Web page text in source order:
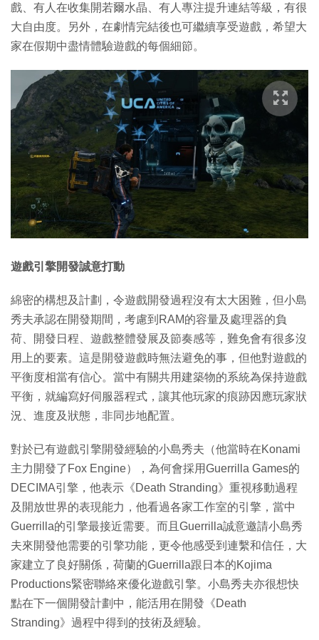
戲、有人在收集開若爾水晶、有人專注提升連結等級，有很
大自由度。另外，在劇情完結後也可繼續享受遊戲，希望大
家在假期中盡情體驗遊戲的每個細節。
遊戲引擎開發誠意打動
綿密的構想及計劃，令遊戲開發過程沒有太大困難，但小島
秀夫承認在開發期間，考慮到RAM的容量及處理器的負
荷、開發日程、遊戲整體發展及節奏感等，難免會有很多沒
用上的要素。這是開發遊戲時無法避免的事，但他對遊戲的
平衡度相當有信心。當中有關共用建築物的系統為保持遊戲
平衡，就編寫好伺服器程式，讓其他玩家的痕跡因應玩家狀
況、進度及狀態，非同步地配置。
對於已有遊戲引擎開發經驗的小島秀夫（他當時在Konami
主力開發了Fox Engine），為何會採用Guerrilla Games的
DECIMA引擎，他表示《Death Stranding》重視移動過程
及開放世界的表現能力，他看過各家工作室的引擎，當中
Guerrilla的引擎最接近需要。而且Guerrilla誠意邀請小島秀
夫來開發他需要的引擎功能，更令他感受到連繫和信任，大
家建立了良好關係，荷蘭的Guerrilla跟日本的Kojima
Productions緊密聯絡來優化遊戲引擎。小島秀夫亦很想快
點在下一個開發計劃中，能活用在開發《Death
Stranding》過程中得到的技術及經驗。